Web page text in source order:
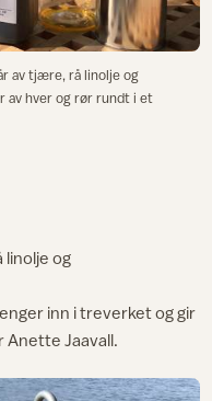
av tjære, rå linolje og
av hver og rør rundt i et
linolje og
inn i treverket og gir
Jaavall.